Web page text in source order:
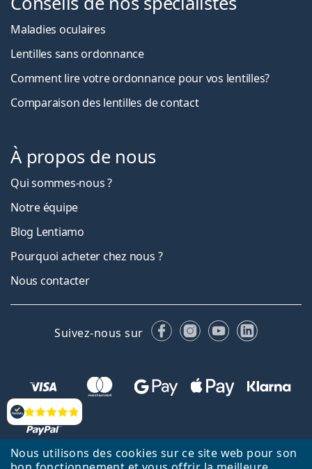
Nous utilisons des cookies sur ce site web pour son
Évaluation
Maladies oculaires
Lentilles sans ordonnance
Comment lire votre ordonnance pour vos lentilles?
Comparaison des lentilles de contact
À propos de nous
Qui sommes-nous ?
Notre équipe
Blog Lentiamo
Pourquoi acheter chez nous ?
Nous contacter
Suivez-nous sur FacebookInstagram
YouTubeLinkedIn